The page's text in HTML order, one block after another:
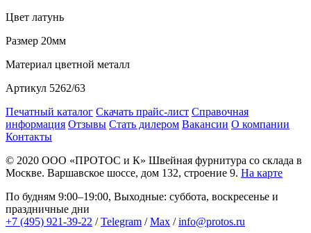
Цвет латунь
Размер 20мм
Материал цветной металл
Артикул 5262/63
Печатный каталог Скачать прайс-лист Справочная
информация Отзывы Стать дилером Вакансии О компании
Контакты
© 2020 ООО «ПРОТОС и К» Швейная фурнитура со склада в
Москве. Варшавское шоссе, дом 132, строение 9. На карте
По будням 9:00–19:00, Выходные: суббота, воскресенье и
праздничные дни
+7 (495) 921-39-22 /Telegram /Max /info@protos.ru